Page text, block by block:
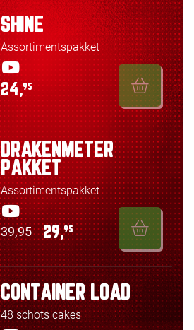
SHINE
Assortimentspakket
24,95
DRAKENMETER
PAKKET
Assortimentspakket
39,95 29,95
CONTAINER LOAD
48 schots cakes